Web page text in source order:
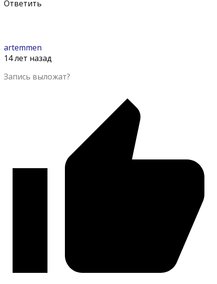
Ответить
artemmen
14 лет назад
Запись выложат?